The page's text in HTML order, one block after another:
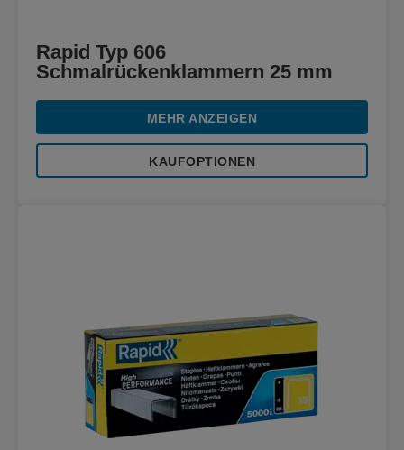
Rapid Typ 606
Schmalrückenklammern 25 mm
MEHR ANZEIGEN
KAUFOPTIONEN